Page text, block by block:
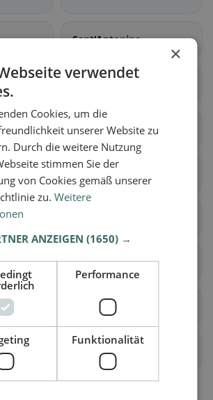
Sant'Antonino
Airolo
Personico
Prato (Leventina)
Ascona
×
verwendet
Cookies, um die
unserer Website zu
Durch die weitere Nutzung
stimmen Sie der
von Cookies gemäß unserer
zu.Weitere
ANZEIGEN(1650) →
Performance
Funktionalität